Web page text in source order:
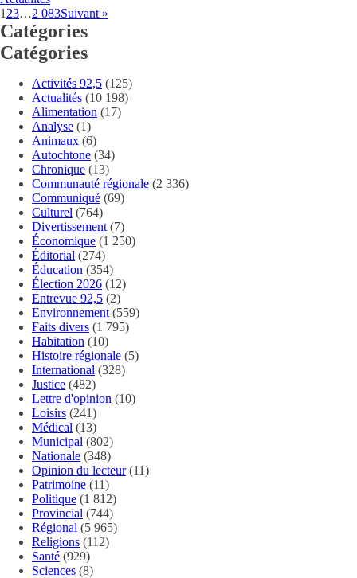
1 23…2 083Suivant »
Catégories
Catégories
Activités 92,5 (125)
Actualités (10 198)
Alimentation (17)
Analyse (1)
Animaux (6)
Autochtone (34)
Chronique (13)
Communauté régionale (2 336)
Communiqué (69)
Culturel (764)
Divertissement (7)
Économique (1 250)
Éditorial (274)
Éducation (354)
Élection 2026 (12)
Entrevue 92,5 (2)
Environnement (559)
Faits divers (1 795)
Habitation (10)
Histoire régionale (5)
International (328)
Justice (482)
Lettre d'opinion (10)
Loisirs (241)
Médical (13)
Municipal (802)
Nationale (348)
Opinion du lecteur(11)
Patrimoine (11)
Politique (1 812)
Provincial (744)
Régional (5 965)
Religions (112)
Santé (929)
Sciences (8)